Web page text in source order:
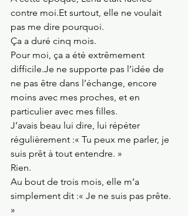
contre moi.Et surtout, elle ne voulait
pas me dire pourquoi.
Ça a duré cinq mois.
Pour moi, ça a été extrêmement
difficile.Je ne supporte pas l’idée de
ne pas être dans l’échange, encore
moins avec mes proches, et en
particulier avec mes filles.
J’avais beau lui dire, lui répéter
régulièrement :« Tu peux me parler, je
suis prêt à tout entendre. »
Rien.
Au bout de trois mois, elle m’a
simplement dit :« Je ne suis pas prête.
»